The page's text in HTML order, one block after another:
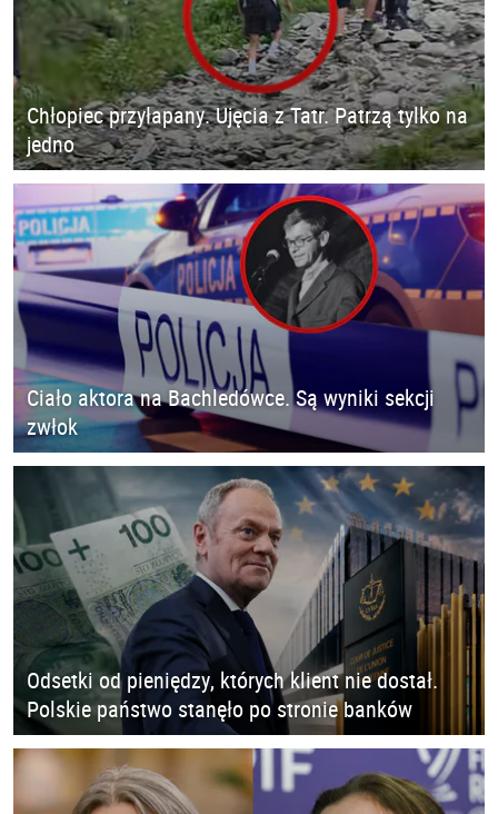
Chłopiec przyłapany. Ujęcia z Tatr. Patrzą tylko na
jedno
Ciało aktora na Bachledówce. Są wyniki sekcji
zwłok
Odsetki od pieniędzy, których klient nie dostał.
Polskie państwo stanęło po stronie banków